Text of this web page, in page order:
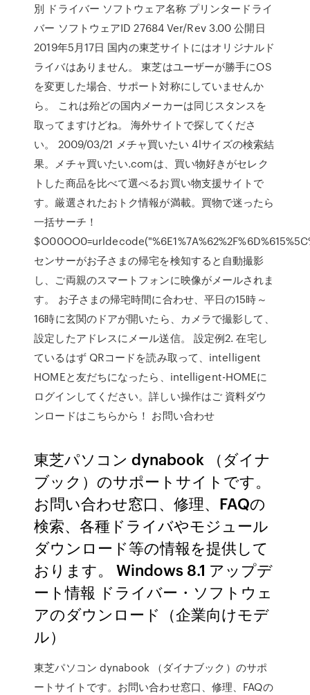
別 ドライバー ソフトウェア名称 プリンタードライ
バー ソフトウェアID 27684 Ver/Rev 3.00 公開日
2019年5月17日 国内の東芝サイトにはオリジナルド
ライバはありません。 東芝はユーザーが勝手にOS
を変更した場合、サポート対称にしていませんか
ら。 これは殆どの国内メーカーは同じスタンスを
取ってますけどね。 海外サイトで探してくださ
い。 2009/03/21 メチャ買いたい 4lサイズの検索結
果。メチャ買いたい.comは、買い物好きがセレク
トした商品を比べて選べるお買い物支援サイトで
す。厳選されたおトク情報が満載。買物で迷ったら
一括サーチ！
センサーがお子さまの帰宅を検知すると自動撮影
し、ご両親のスマートフォンに映像がメールされま
す。 お子さまの帰宅時間に合わせ、平日の15時～
16時に玄関のドアが開いたら、カメラで撮影して、
設定したアドレスにメール送信。 設定例2. 在宅し
ているはず QRコードを読み取って、intelligent
HOMEと友だちになったら、intelligent-HOMEに
ログインしてください。詳しい操作はご 資料ダウ
ンロードはこちらから！ お問い合わせ
東芝パソコン dynabook （ダイナ
ブック）のサポートサイトです。
お問い合わせ窓口、修理、FAQの
検索、各種ドライバやモジュール
ダウンロード等の情報を提供して
おります。 Windows 8.1 アップデ
ート情報 ドライバー・ソフトウェ
アのダウンロード（企業向けモデ
ル）
東芝パソコン dynabook （ダイナブック）のサポ
ートサイトです。お問い合わせ窓口、修理、FAQの